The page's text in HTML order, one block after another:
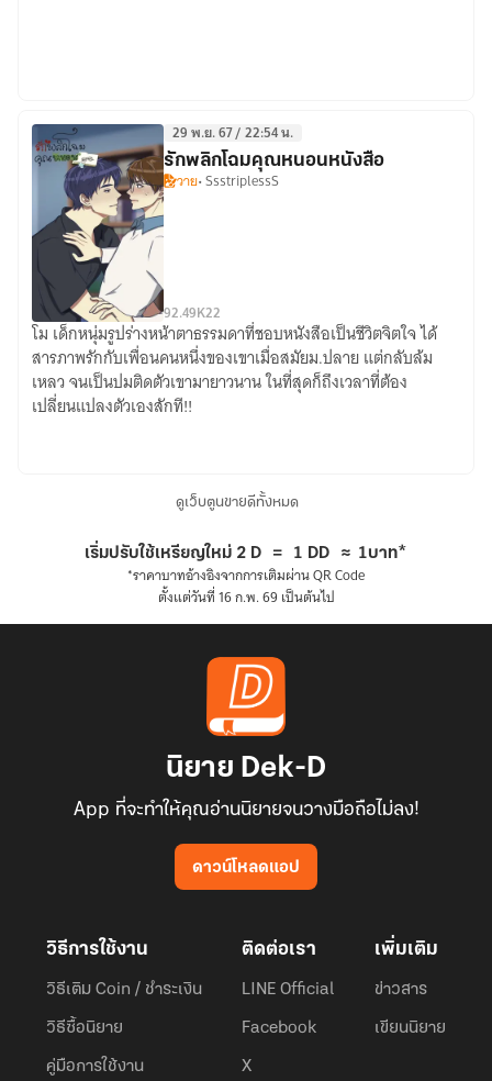
รัก
พลิก
โฉม
คุณ
29 พ.ย. 67 / 22:54 น.
รักพลิกโฉมคุณหนอนหนังสือ
วาย• SsstriplessS
92.49K22
โม เด็กหนุ่มรูปร่างหน้าตาธรรมดาที่ชอบหนังสือเป็นชีวิตจิตใจ ได้
สารภาพรักกับเพื่อนคนหนึ่งของเขาเมื่อสมัยม.ปลาย แต่กลับล้ม
เหลว จนเป็นปมติดตัวเขามายาวนาน ในที่สุดก็ถึงเวลาที่ต้อง
เปลี่ยนแปลงตัวเองสักที!!
ดูเว็บตูนขายดีทั้งหมด
เริ่มปรับใช้เหรียญใหม่ 2 D = 1 DD ≈ 1บาท*
*ราคาบาทอ้างอิงจากการเติมผ่าน QR Code
ตั้งแต่วันที่ 16 ก.พ. 69 เป็นต้นไป
นิยาย Dek-D
App ที่จะทำให้คุณอ่านนิยายจนวางมือถือไม่ลง!
ดาวน์โหลดแอป
วิธีการใช้งาน
วิธีเติม Coin / ชำระเงิน
วิธีซื้อนิยาย
คู่มือการใช้งาน
ติดต่อเรา
LINE Official
Facebook
X
เพิ่มเติม
ข่าวสาร
เขียนนิยาย